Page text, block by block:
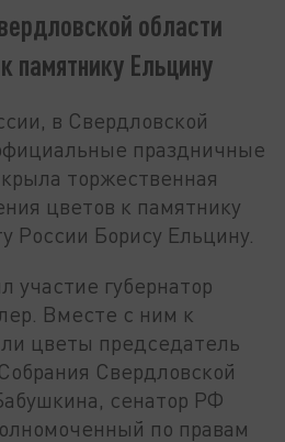
области
памятнику Ельцину
в Свердловской
праздничные
торжественная
цветов к памятнику
России Борису Ельцину.
участие губернатор
Вместе с ним к
цветы председатель
Свердловской
сенатор РФ
по правам